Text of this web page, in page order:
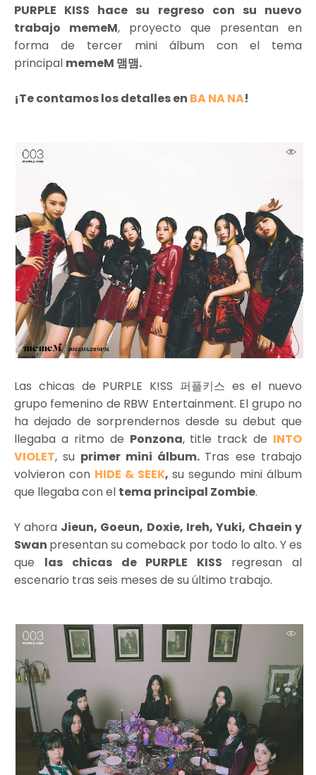
PURPLE KISS hace su regreso con su nuevo
trabajo memeM, proyecto que presentan en
forma de tercer mini álbum con el tema
principal memeM 맴맴.
¡Te contamos los detalles en BA NA NA!
Las chicas de PURPLE K!SS 퍼플키스 es el nuevo
grupo femenino de RBW Entertainment. El grupo no
ha dejado de sorprendernos desde su debut que
llegaba a ritmo de Ponzona, title track de INTO
VIOLET, su primer mini álbum. Tras ese trabajo
volvieron con HIDE & SEEK, su segundo mini álbum
que llegaba con el tema principal Zombie.
Y ahora Jieun, Goeun, Doxie, Ireh, Yuki, Chaein y
Swan presentan su comeback por todo lo alto. Y es
que las chicas de PURPLE KISS regresan al
escenario tras seis meses de su último trabajo.